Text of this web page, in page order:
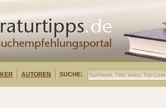
AUTOREN SUCHE: